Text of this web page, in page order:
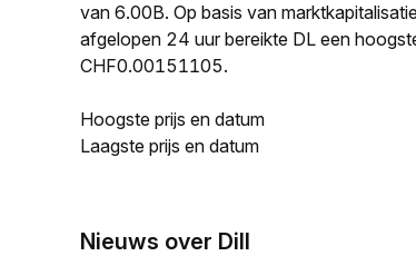
van 6.00B. Op basis van
afgelopen 24 uur bereikte DL een
CHF0.00151105.
Hoogste prijs en datum
Laagste prijs en datum
Nieuws over Dill